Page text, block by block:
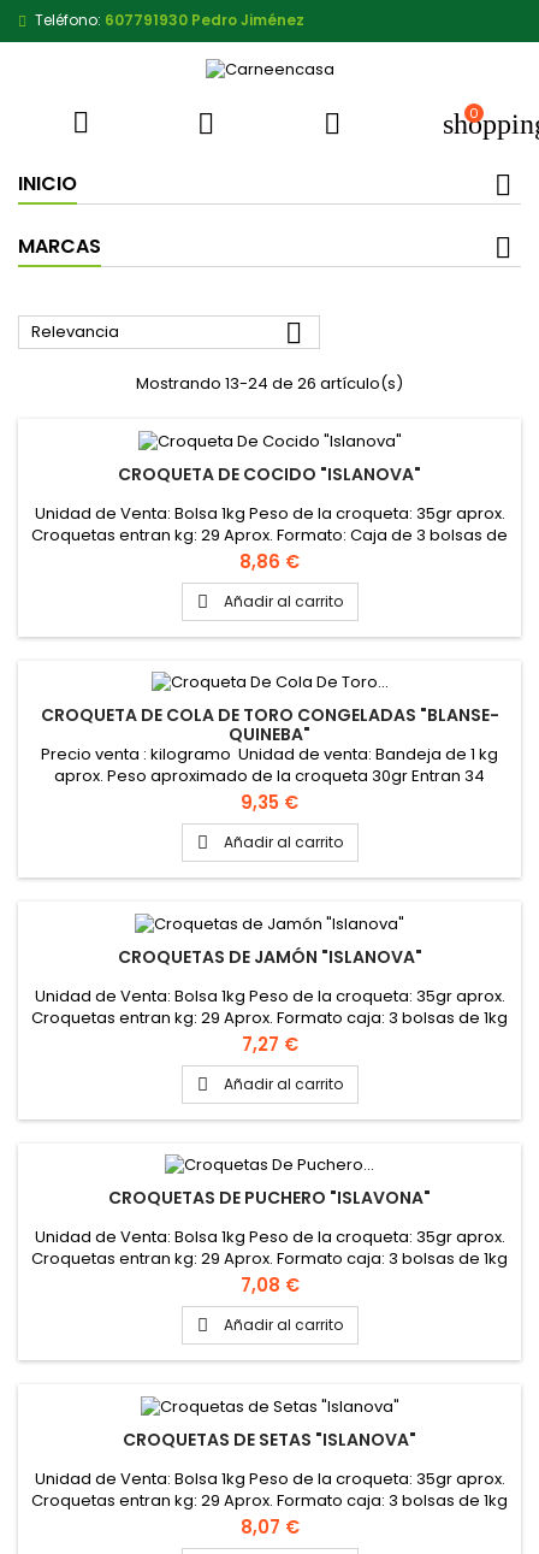
Teléfono: 607791930 Pedro Jiménez
   0
INICIO
MARCAS
Relevancia 
Mostrando 13-24 de 26 artículo(s)
CROQUETA DE COCIDO "ISLANOVA"
Unidad de Venta: Bolsa 1kg Peso de la croqueta: 35gr aprox.
Croquetas entran kg: 29 Aprox. Formato: Caja de 3 bolsas de
1kg
Precio
8,86 €
 Añadir al carrito
CROQUETA DE COLA DE TORO CONGELADAS "BLANSE-
QUINEBA"
Precio venta : kilogramo Unidad de venta: Bandeja de 1 kg
aprox. Peso aproximado de la croqueta 30gr Entran 34
croquetas aproximadamente en el kg PINCHAR AQUÍ PARA
VER FICHA TÉCNICA
Precio
9,35 €
 Añadir al carrito
CROQUETAS DE JAMÓN "ISLANOVA"
Unidad de Venta: Bolsa 1kg Peso de la croqueta: 35gr aprox.
Croquetas entran kg: 29 Aprox. Formato caja: 3 bolsas de 1kg
Precio
7,27 €
 Añadir al carrito
CROQUETAS DE PUCHERO "ISLAVONA"
Unidad de Venta: Bolsa 1kg Peso de la croqueta: 35gr aprox.
Croquetas entran kg: 29 Aprox. Formato caja: 3 bolsas de 1kg
Precio
7,08 €
 Añadir al carrito
CROQUETAS DE SETAS "ISLANOVA"
Unidad de Venta: Bolsa 1kg Peso de la croqueta: 35gr aprox.
Croquetas entran kg: 29 Aprox. Formato caja: 3 bolsas de 1kg
Precio
8,07 €